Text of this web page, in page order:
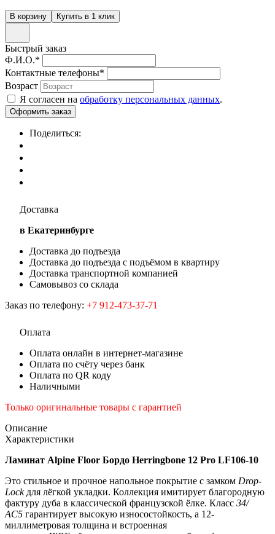
Быстрый заказ
Ф.И.О.*
Контактные телефоны*
Возраст
Я согласен на обработку персональных данных.
Поделиться:
Доставка
в Екатеринбурге
Доставка до подъезда
Доставка до подъезда с подъёмом в квартиру
Доставка транспортной компанией
Самовывоз со склада
Заказ по телефону: +7 912-473-37-71
Оплата
Оплата онлайн в интернет-магазине
Оплата по счёту через банк
Оплата по QR коду
Наличными
Только оригинальные товары с гарантией
Описание
Характеристики
Ламинат Alpine Floor Бордо Herringbone 12 Pro LF106-10
Это стильное и прочное напольное покрытие с замком Drop-
Lock для лёгкой укладки. Коллекция имитирует благородную
фактуру дуба в классической французской ёлке. Класс 34/
АС5 гарантирует высокую износостойкость, а 12-
миллиметровая толщина и встроенная